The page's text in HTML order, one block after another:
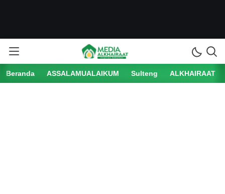
Beranda ASSALAMUALAIKUM Sulteng ALKHAIRAAT